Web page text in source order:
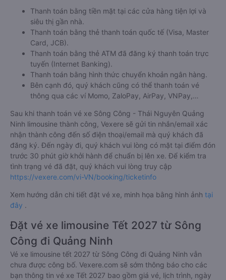
Thanh toán bằng tiền mặt tại các cửa hàng tiện lợi và
siêu thị gần nhà.
Thanh toán bằng thẻ thanh toán quốc tế (Visa, Master
Card, JCB).
Thanh toán bằng thẻ ATM đã đăng ký thanh toán trực
tuyến (Internet Banking).
Thanh toán bằng hình thức chuyển khoản ngân hàng.
Bên cạnh đó, quý khách cũng có thể thanh toán vé
thông qua các ví Momo, ZaloPay, AirPay, VNPay,…
Sau khi thanh toán vé xe Sông Công - Thái Nguyên Quảng
Ninh limousine thành công, Vexere sẽ gửi tin nhắn/email xác
nhận thành công đến số điện thoại/email mà quý khách đã
đăng ký. Đến ngày đi, quý khách vui lòng có mặt tại điểm đón
trước 30 phút giờ khởi hành để chuẩn bị lên xe. Để kiểm tra
tình trạng vé đã đặt, quý khách vui lòng truy cập
https://vexere.com/vi-VN/booking/ticketinfo
Xem hướng dẫn chi tiết đặt vé xe, minh họa bằng hình ảnh tại
đây .
Đặt vé xe limousine Tết 2027 từ Sông
Công đi Quảng Ninh
Vé xe limousine tết 2027 từ Sông Công đi Quảng Ninh vẫn
chưa được công bố. Vexere.com sẽ sớm thông báo cho các
bạn thông tin vé xe Tết 2027 bao gồm giá vé, lịch trình, ngày